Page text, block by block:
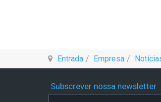
Entrada Empresa
Subscrever nossa newsletter